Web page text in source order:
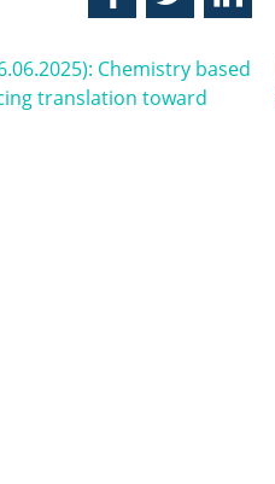
Chemistry based
translation toward